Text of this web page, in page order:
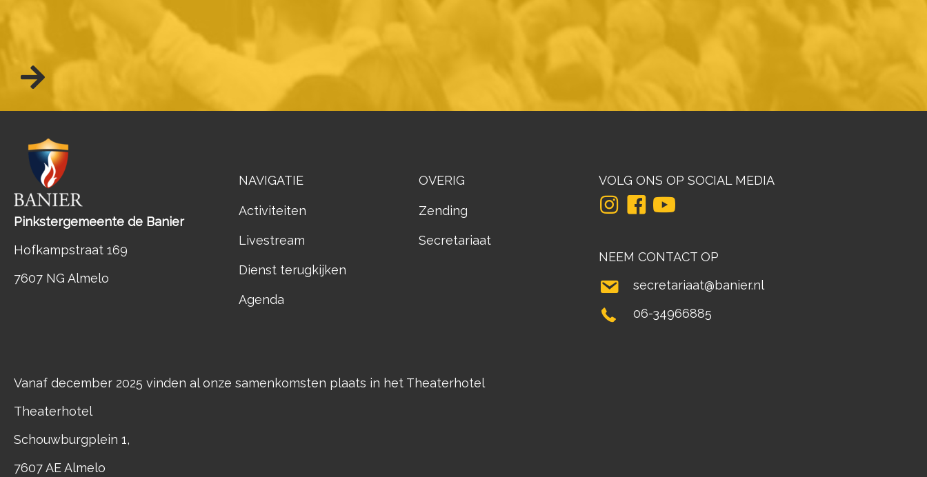
Pinkstergemeente de Banier
Hofkampstraat 169
7607 NG Almelo
NAVIGATIE
Activiteiten
Livestream
Dienst terugkijken
Agenda
OVERIG
Zending
Secretariaat
VOLG ONS OP SOCIAL MEDIA
NEEM CONTACT OP
secretariaat@banier.nl
06-34966885
Vanaf december 2025 vinden al onze samenkomsten plaats in het Theaterhotel
Theaterhotel
Schouwburgplein 1,
7607 AE Almelo